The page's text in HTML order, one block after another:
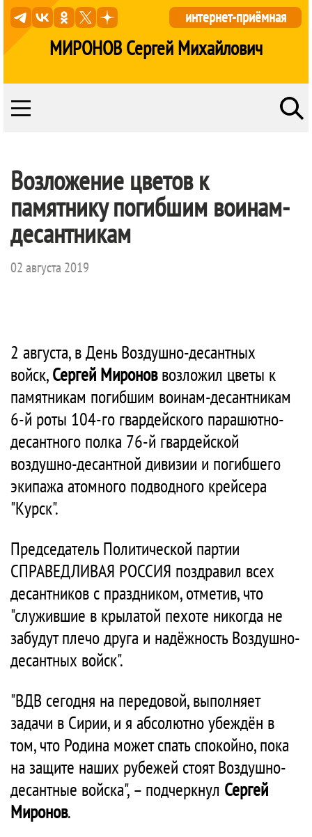
МИРОНОВ Сергей Михайлович
интернет-приёмная
Возложение цветов к
памятнику погибшим воинам-
десантникам
02 августа 2019
2 августа, в День Воздушно-десантных
войск,Сергей Мироноввозложил цветы к
памятникам погибшим воинам-десантникам
6-й роты 104-го гвардейского парашютно-
десантного полка 76-й гвардейской
воздушно-десантной дивизии и погибшего
экипажа атомного подводного крейсера
"Курск".
Председатель Политической партии
СПРАВЕДЛИВАЯ РОССИЯ поздравил всех
десантников с праздником, отметив, что
"служившие в крылатой пехоте никогда не
забудут плечо друга и надёжность Воздушно-
десантных войск".
"ВДВ сегодня на передовой, выполняет
задачи в Сирии, и я абсолютно убеждён в
том, что Родина может спать спокойно, пока
на защите наших рубежей стоят Воздушно-
десантные войска", – подчеркнул Сергей
Миронов.